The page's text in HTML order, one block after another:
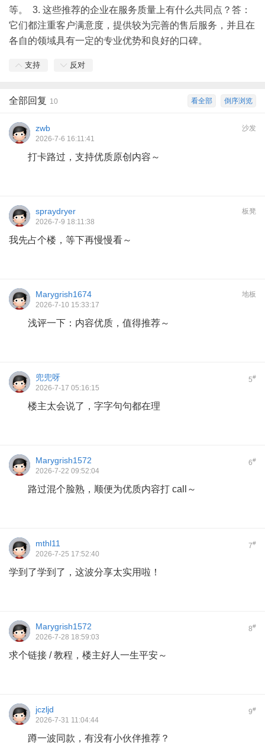
等。 3. 这些推荐的企业在服务质量上有什么共同点？答：
它们都注重客户满意度，提供较为完善的售后服务，并且在
各自的领域具有一定的专业优势和良好的口碑。
支持 反对
倒序浏览
看全部
全部回复 10
沙发
zwb
2026-7-6 16:11:41
打卡路过，支持优质原创内容～
板凳
spraydryer
2026-7-9 18:11:38
我先占个楼，等下再慢慢看～
地板
Marygrish1674
2026-7-10 15:33:17
浅评一下：内容优质，值得推荐～
5#
兜兜呀
2026-7-17 05:16:15
楼主太会说了，字字句句都在理
6#
Marygrish1572
2026-7-22 09:52:04
路过混个脸熟，顺便为优质内容打 call～
7#
mthl11
2026-7-25 17:52:40
学到了学到了，这波分享太实用啦！
8#
Marygrish1572
2026-7-28 18:59:03
求个链接 / 教程，楼主好人一生平安～
9#
jczljd
2026-7-31 11:04:44
蹲一波同款，有没有小伙伴推荐？